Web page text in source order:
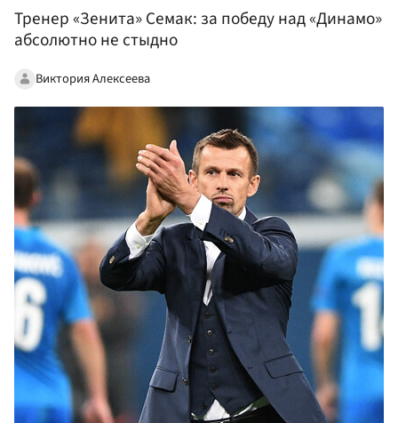
Тренер «Зенита» Семак: за победу над «Динамо»
абсолютно не стыдно
Виктория Алексеева